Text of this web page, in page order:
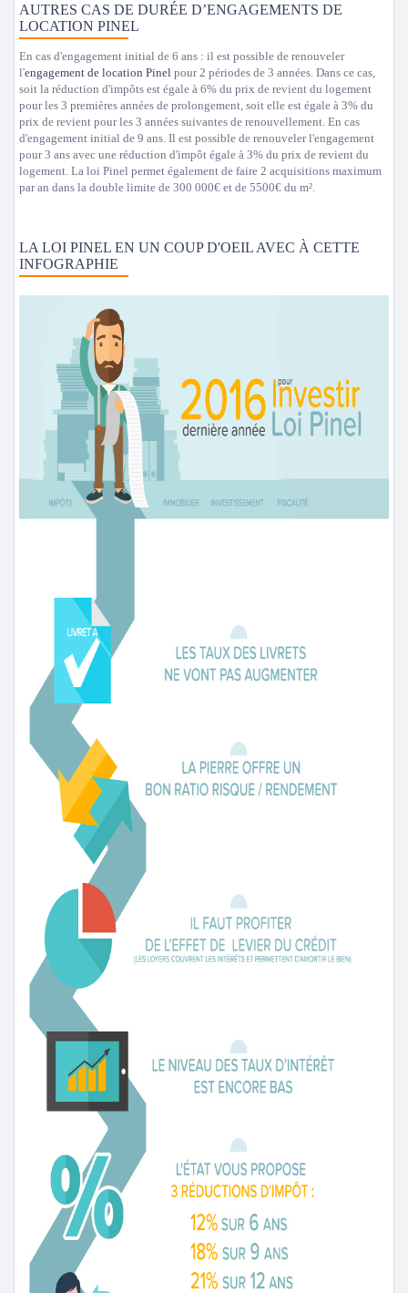
AUTRES CAS DE DURÉE D’ENGAGEMENTS DE
LOCATION PINEL
En cas d'engagement initial de 6 ans : il est possible de renouveler
l'engagement de location Pinel pour 2 périodes de 3 années. Dans ce cas,
soit la réduction d'impôts est égale à 6% du prix de revient du logement
pour les 3 premières années de prolongement, soit elle est égale à 3% du
prix de revient pour les 3 années suivantes de renouvellement. En cas
d'engagement initial de 9 ans. Il est possible de renouveler l'engagement
pour 3 ans avec une réduction d'impôt égale à 3% du prix de revient du
logement. La loi Pinel permet également de faire 2 acquisitions maximum
par an dans la double limite de 300 000€ et de 5500€ du m².
LA LOI PINEL EN UN COUP D'OEIL AVEC À CETTE
INFOGRAPHIE